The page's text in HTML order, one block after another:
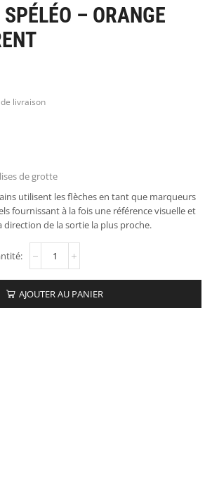
– ORANGE
livraison
de grotte
utilisent les flèches en tant que marqueurs
fournissant à la fois une référence visuelle et
de la sortie la plus proche.
AJOUTER AU PANIER